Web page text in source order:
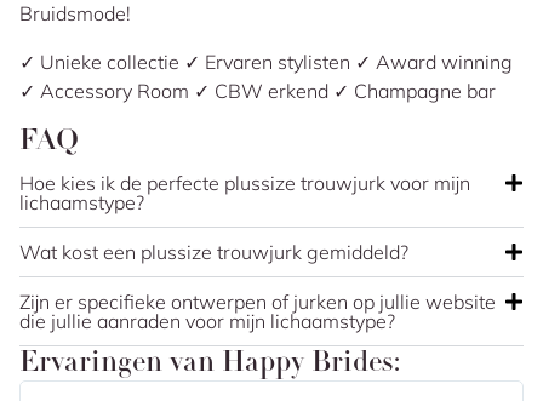
Bruidsmode!
✓ Unieke collectie ✓ Ervaren stylisten ✓ Award winning
✓ Accessory Room ✓ CBW erkend ✓ Champagne bar
FAQ
Hoe kies ik de perfecte plussize trouwjurk voor mijn
lichaamstype?
Wat kost een plussize trouwjurk gemiddeld?
Zijn er specifieke ontwerpen of jurken op jullie website
die jullie aanraden voor mijn lichaamstype?
Ervaringen van Happy Brides: